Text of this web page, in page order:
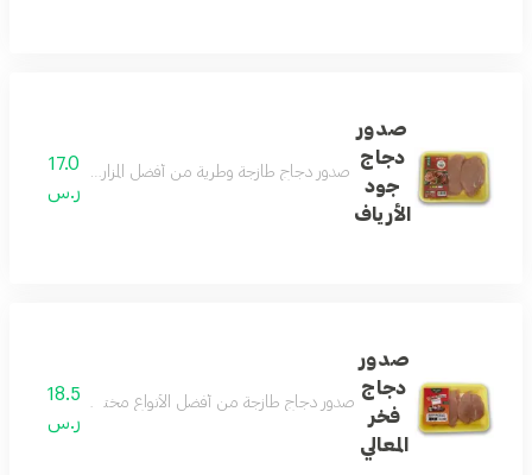
صدور
دجاج
جود
الأرياف
صدور دجاج طازجة وطرية من أفضل المزارع محضرة
17.0
ر.س
صدور
دجاج
فخر
المعالي
صدور دجاج طازجة من أفضل الأنواع مختارة بعناية
18.5
ر.س